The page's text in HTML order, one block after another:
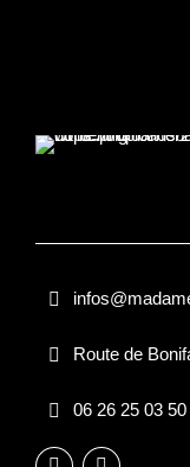
Route de
06 26 25 03 50